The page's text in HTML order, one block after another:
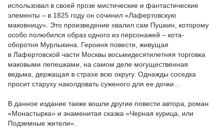
использовал в своей прозе мистические и фантастические
элементы – в 1825 году он сочинил «Лафертовскую
маковницу». Это произведение хвалил сам Пушкин, которому
особо полюбился образ одного из персонажей – кота-
оборотня Мурлыкина. Героиня повести, живущая
в Лафертовской части Москвы восьмидесятилетняя торговка
маковыми лепешками, на самом деле могущественная
ведьма, держащая в страхе всю округу. Однажды соседка
просит старуху наколдовать суженого для ее дочки…
В данное издание также вошли другие повести автора, роман
«Монастырка» и знаменитая сказка «Черная курица, или
Подземные жители».